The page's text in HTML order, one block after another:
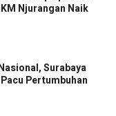
Njurangan Naik
Surabaya
Pertumbuhan